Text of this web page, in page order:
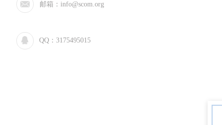
邮箱：info@scom.org
QQ：3175495015